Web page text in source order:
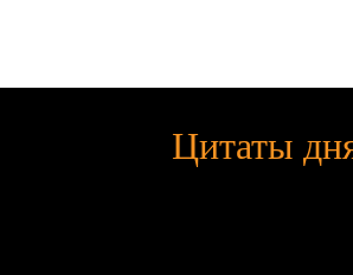
Цитаты